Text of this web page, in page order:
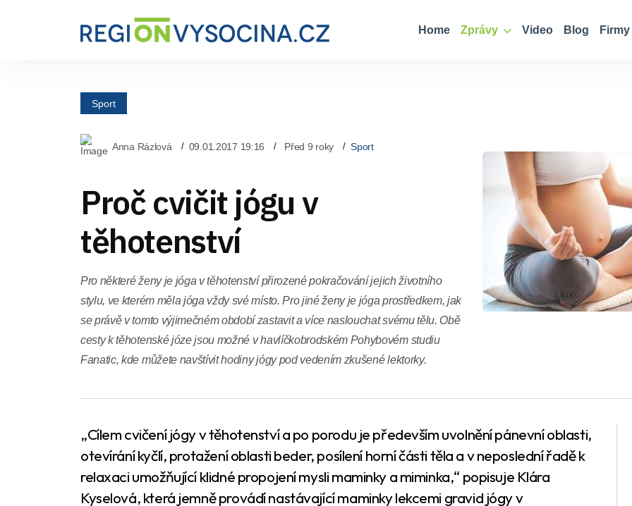
Home Zprávy Video Blog Firmy
Sport
Anna Rázlová 09.01.2017 19:16 Před 9 roky Sport
Proč cvičit jógu v
těhotenství
Pro některé ženy je jóga v těhotenství přirozené pokračování jejich životního
stylu, ve kterém měla jóga vždy své místo. Pro jiné ženy je jóga prostředkem, jak
se právě v tomto výjimečném období zastavit a více naslouchat svému tělu. Obě
cesty k těhotenské józe jsou možné v havlíčkobrodském Pohybovém studiu
Fanatic, kde můžete navštívit hodiny jógy pod vedením zkušené lektorky.
„Cílem cvičení jógy v těhotenství a po porodu je především uvolnění pánevní oblasti,
otevírání kyčlí, protažení oblasti beder, posílení horní části těla a v neposlední řadě k
relaxaci umožňující klidné propojení mysli maminky a miminka,“ popisuje Klára
Kyselová, která jemně provádí nastávající maminky lekcemi gravid jógy v